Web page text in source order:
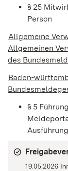
§ 25
Person
Allgemeine
Allgemeinen
des
Baden-
§ 5
19.05.2026